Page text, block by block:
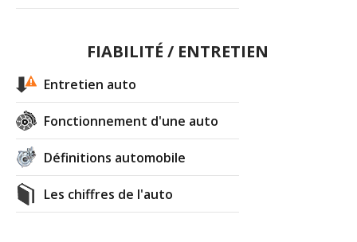
FIABILITÉ / ENTRETIEN
Entretien auto
Fonctionnement d'une auto
Définitions automobile
Les chiffres de l'auto